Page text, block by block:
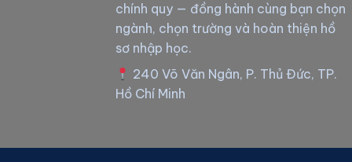
chính quy — đồng hành cùng bạn chọn
ngành, chọn trường và hoàn thiện hồ
sơ nhập học.
240 Võ Văn Ngân, P. Thủ Đức, TP.
Hồ Chí Minh